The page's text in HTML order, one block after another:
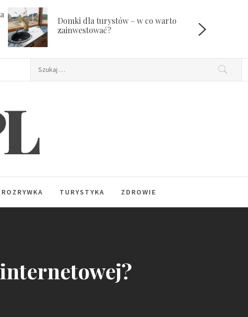
Domki dla turystów – w co warto
zainwestować?
ROZRYWKA TURYSTYKA ZDROWIE